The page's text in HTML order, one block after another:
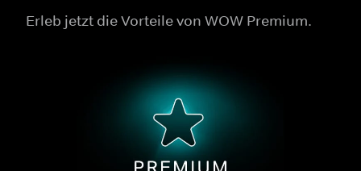
Erleb jetzt die Vorteile von WOW Premium.